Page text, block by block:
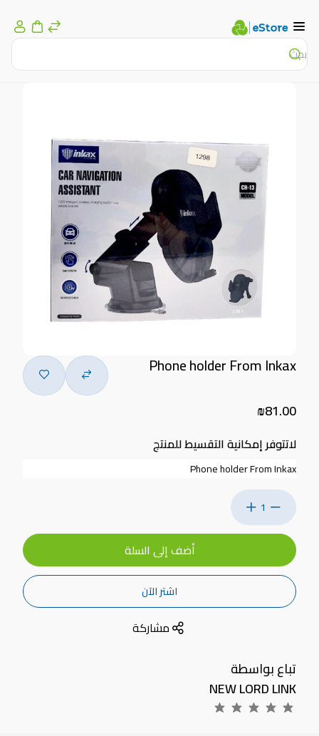
Phone holder From Inkax
₪81.00
لاتتوفر إمكانية التقسيط للمنتج
Phone holder From Inkax
1
أضف إلى السلة
اشتر الآن
مشاركة
تباع بواسطة
NEW LORD LINK